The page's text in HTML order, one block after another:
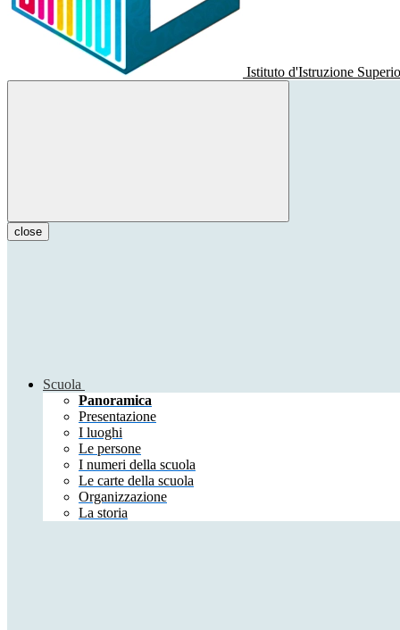
Istituto d'Istruzione
close
Scuola
Panoramica
Presentazione
I luoghi
Le persone
I numeri della scuola
Le carte della scuola
Organizzazione
La storia